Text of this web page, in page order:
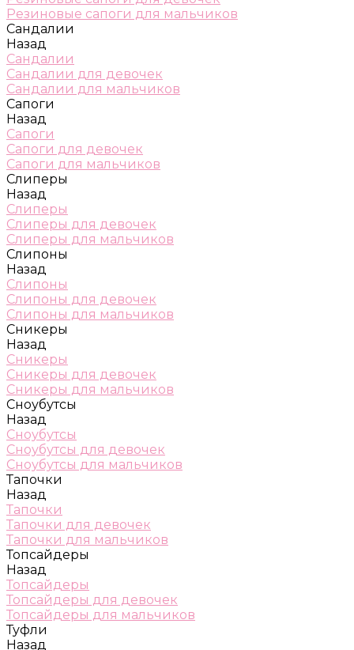
Резиновые сапоги для мальчиков
Сандалии
Назад
Сандалии
Сандалии для девочек
Сандалии для мальчиков
Сапоги
Назад
Сапоги
Сапоги для девочек
Сапоги для мальчиков
Слиперы
Назад
Слиперы
Слиперы для девочек
Слиперы для мальчиков
Слипоны
Назад
Слипоны
Слипоны для девочек
Слипоны для мальчиков
Сникеры
Назад
Сникеры
Сникеры для девочек
Сникеры для мальчиков
Сноубутсы
Назад
Сноубутсы
Сноубутсы для девочек
Сноубутсы для мальчиков
Тапочки
Назад
Тапочки
Тапочки для девочек
Тапочки для мальчиков
Топсайдеры
Назад
Топсайдеры
Топсайдеры для девочек
Топсайдеры для мальчиков
Туфли
Назад